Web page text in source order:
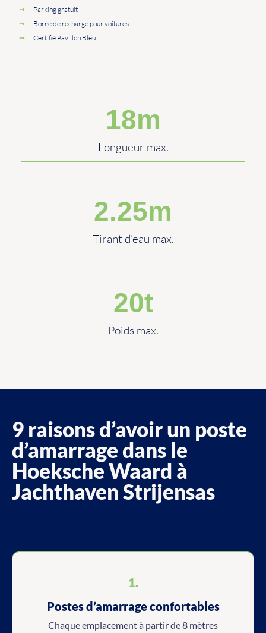
Parking gratuit
Borne de recharge pour voitures
Certifié Pavillon Bleu
Longueur max.
18m
Tirant d'eau max.
2.25m
Poids max.
20t
9 raisons d’avoir un poste
d’amarrage dans le
Hoeksche Waard à
Jachthaven Strijensas
1.
Postes d’amarrage confortables
Chaque emplacement à partir de 8 mètres